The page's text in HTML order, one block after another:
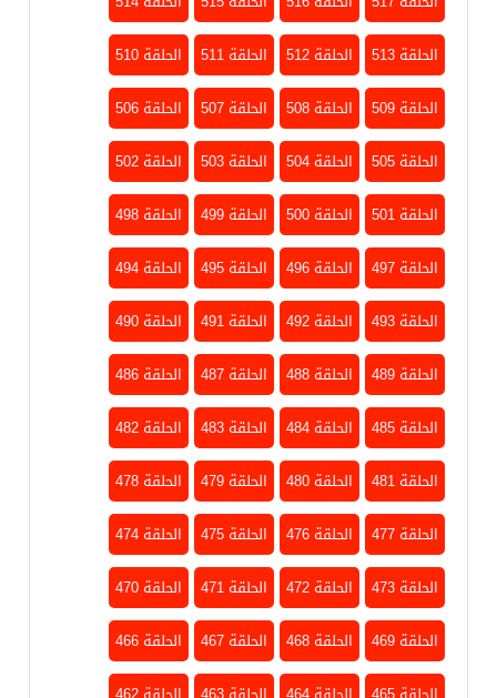
الحلقة 513
الحلقة 512 الحلقة 511
الحلقة 510
الحلقة 509
الحلقة 508 الحلقة 507
الحلقة 506
الحلقة 505
الحلقة 504 الحلقة 503
الحلقة 502
الحلقة 501
الحلقة 500 الحلقة 499
الحلقة 498
الحلقة 497
الحلقة 496 الحلقة 495
الحلقة 494
الحلقة 493
الحلقة 492 الحلقة 491
الحلقة 490
الحلقة 489
الحلقة 488 الحلقة 487
الحلقة 486
الحلقة 485
الحلقة 484 الحلقة 483
الحلقة 482
الحلقة 481
الحلقة 480 الحلقة 479
الحلقة 478
الحلقة 477
الحلقة 476 الحلقة 475
الحلقة 474
الحلقة 473
الحلقة 472 الحلقة 471
الحلقة 470
الحلقة 469
الحلقة 468 الحلقة 467
الحلقة 466